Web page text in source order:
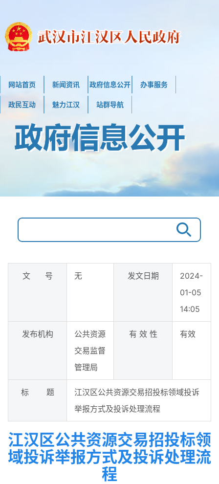
网站首页 新闻资讯 政府信息公开 办事服务
政民互动 魅力江汉 站群导航
文 号 无 发文日期
2024-
01-05
14:05
发布机构
公共资源
交易监督
管理局
有 效 性 有效
标 题
江汉区公共资源交易招投标领域投诉
举报方式及投诉处理流程
江汉区公共资源交易招投标领
域投诉举报方式及投诉处理流
程